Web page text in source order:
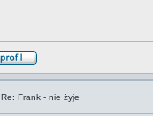
Re: Frank - nie żyje